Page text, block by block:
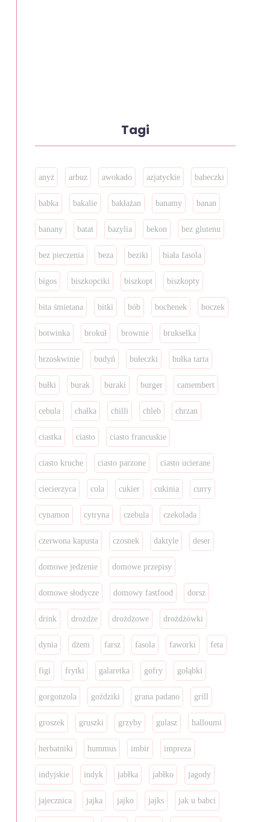
Tagi
anyż arbuz awokado azjatyckie babeczki
babka bakalie bakłażan banamy banan
banany batat bazylia bekon bez glutenu
bez pieczenia beza beziki biała fasola
bigos biszkopciki biszkopt biszkopty
bita śmietana bitki bób bochenek boczek
botwinka brokuł brownie brukselka
brzoskwinie budyń bułeczki bułka tarta
bułki burak buraki burger camembert
cebula chałka chilli chleb chrzan
ciastka ciasto ciasto francuskie
ciasto kruche ciasto parzone ciasto ucierane
ciecierzyca cola cukier cukinia curry
cynamon cytryna czebula czekolada
czerwona kapusta czosnek daktyle deser
domowe jedzenie domowe przepisy
domowe słodycze domowy fastfood dorsz
drink drożdże drożdżowe drożdżówki
dynia dżem farsz fasola faworki feta
figi frytki galaretka gofry gołąbki
gorgonzola goździki grana padano grill
groszek gruszki grzyby gulasz halloumi
herbatniki hummus imbir impreza
indyjskie indyk jabłka jabłko jagody
jajecznica jajka jajko jajks jak u babci